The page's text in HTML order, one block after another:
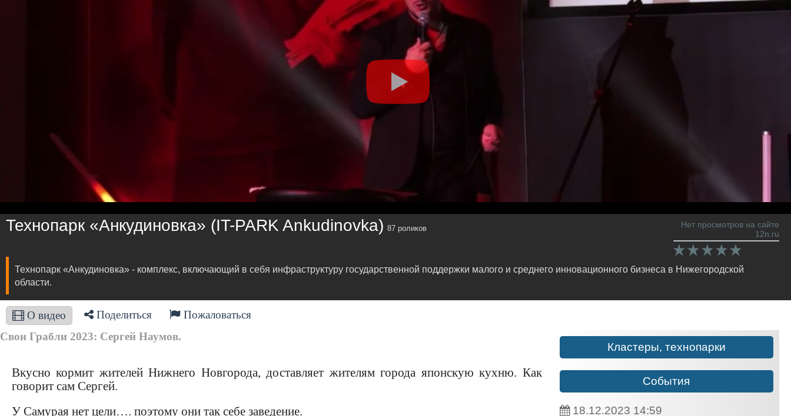
​Технопарк «Анкудиновка» (IT-PARK Ankudinovka) 87 роликов
Нет просмотров на сайте
12n.ru
​Технопарк «Анкудиновка» - комплекс, включающий в себя инфраструктуру государственной поддержки малого и среднего инновационного бизнеса в Нижегородской
области.
О видео Поделиться
Пожаловаться
Свои Грабли 2023: Сергей Наумов.
Вкусно кормит жителей Нижнего Новгорода, доставляет жителям города японскую кухню. Как
говорит сам Сергей.
У Самурая нет цели…. поэтому они так себе заведение.
Кластеры, технопарки
События
18.12.2023 14:59